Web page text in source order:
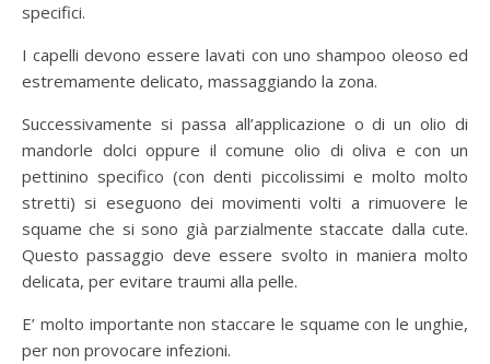
specifici.
I capelli devono essere lavati con uno shampoo oleoso ed
estremamente delicato, massaggiando la zona.
Successivamente si passa all’applicazione o di un olio di
mandorle dolci oppure il comune olio di oliva e con un
pettinino specifico (con denti piccolissimi e molto molto
stretti) si eseguono dei movimenti volti a rimuovere le
squame che si sono già parzialmente staccate dalla cute.
Questo passaggio deve essere svolto in maniera molto
delicata, per evitare traumi alla pelle.
E’ molto importante non staccare le squame con le unghie,
per non provocare infezioni.